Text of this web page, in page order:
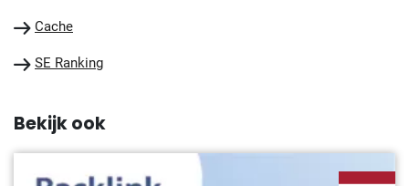
Cache
SE Ranking
Bekijk ook